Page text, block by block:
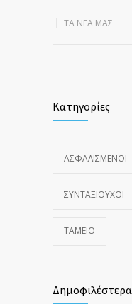
ΤΑ ΝΈΑ ΜΑΣ
Κατηγορίες
ΑΣΦΑΛΙΣΜΕΝΟΙ
ΣΥΝΤΑΞΙΟΥΧΟΙ
ΤΑΜΕΙΟ
Δημοφιλέστερα